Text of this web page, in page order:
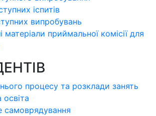
іспитів
випробувань
матеріали приймальної комісії для
процесу та розклади занять
самоврядування